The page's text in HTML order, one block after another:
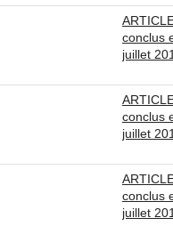
conclus
juillet
conclus
juillet
conclus
juillet